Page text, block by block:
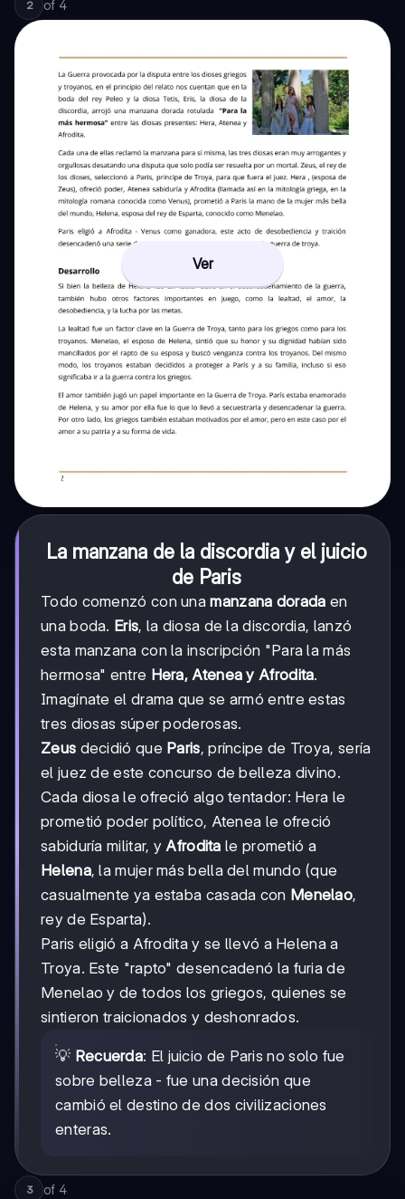
2 of 4
Ver
La manzana de la discordia y el juicio
de Paris
Todo comenzó con unamanzana dorada en
una boda. Eris, la diosa de la discordia, lanzó
esta manzana con la inscripción "Para la más
hermosa" entre Hera, Atenea y Afrodita.
Imagínate el drama que se armó entre estas
tres diosas súper poderosas.
Zeus decidió que Paris, príncipe de Troya, sería
el juez de este concurso de belleza divino.
Cada diosa le ofreció algo tentador: Hera le
prometió poder político, Atenea le ofreció
sabiduría militar, yAfrodita le prometió a
Helena, la mujer más bella del mundo (que
casualmente ya estaba casada con Menelao,
rey de Esparta).
Paris eligió a Afrodita y se llevó a Helena a
Troya. Este "rapto" desencadenó la furia de
Menelao y de todos los griegos, quienes se
sintieron traicionados y deshonrados.
💡 Recuerda: El juicio de Paris no solo fue
sobre belleza - fue una decisión que
cambió el destino de dos civilizaciones
enteras.
3 of 4